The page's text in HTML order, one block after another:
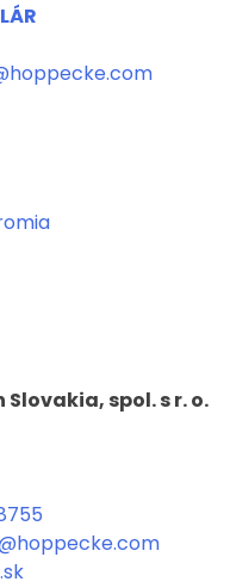
Slovakia, spol. s r. o.